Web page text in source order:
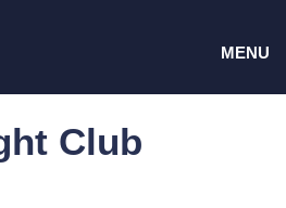
MENU
Club